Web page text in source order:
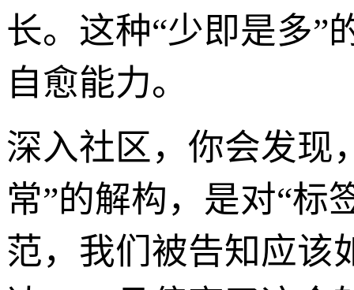
长。这种“少即是多”
自愈能力。
深入社区，你会发现
常”的解构，是对“标
范，我们被告知应该